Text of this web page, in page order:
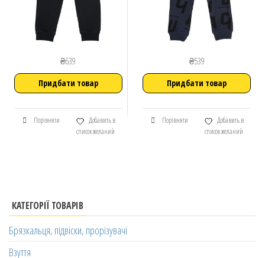
₴639
Придбати товар
Порівняти
Добавить в
список желаний
₴539
Придбати товар
Порівняти
Добавить в
список желаний
КАТЕГОРІЇ ТОВАРІВ
Брязкальця, підвіски, прорізувачі
Взуття